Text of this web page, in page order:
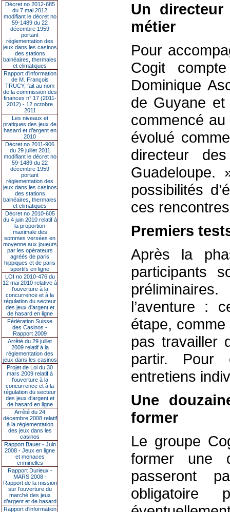
Décret no 2012-685
du 7 mai 2012
modifiant le décret no
59-1489 du 22
décembre 1959
portant
réglementation des
jeux dans les casinos
des stations
balnéaires, thermales
et climatiques
Rapport d'information
de M. François
TRUCY, fait au nom
de la commission des
finances n° 17 (2011-
2012) - 12 octobre
2011
Les niveaux et
pratiques des jeux de
hasard et d’argent en
2010
Décret no 2011-906
du 29 juillet 2011
modifiant le décret no
59-1489 du 22
décembre 1959
portant
réglementation des
jeux dans les casinos
des stations
balnéaires, thermales
et climatiques
Décret no 2010-605
du 4 juin 2010 relatif à
la proportion
maximale des
sommes versées en
moyenne aux joueurs
par les opérateurs
agréés de paris
hippiques et de paris
sportifs en ligne
LOI no 2010-476 du
12 mai 2010 relative à
l’ouverture à la
concurrence et à la
régulation du secteur
des jeux d’argent et
de hasard en ligne
Fédération Suisse
des Casinos -
Rapport 2009
Arrêté du 29 juillet
2009 relatif à la
réglementation des
jeux dans les casinos
Projet de Loi du 30
mars 2009 relatif à
l’ouverture à la
concurrence et à la
régulation du secteur
des jeux d’argent et
de hasard en ligne
Arrêté du 24
décembre 2008 relatif
à la réglementation
des jeux dans les
casinos
Rapport Bauer - Juin
2008 - Jeux en ligne
et menaces
criminelles
Rapport Durieux -
MARS 2008 -
Rapport de la mission
sur l’ouverture du
marché des jeux
d’argent et de hasard
Rapport d'information
Un
métier
Pour
Cogit
Dominique
de Guyane et
commencé au
évolué
directeur
Guadeloupe.
possibilités
ces
Premiers
Après la
participants
l’aventure :
étape,
pas travailler
partir. Pour
entretiens
Une
former
Le groupe
former une
passeront
obligatoire